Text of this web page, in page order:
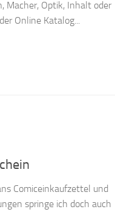
Macher, Optik, Inhalt oder
Online Katalog...
Comiceinkaufzettel und
springe ich doch auch